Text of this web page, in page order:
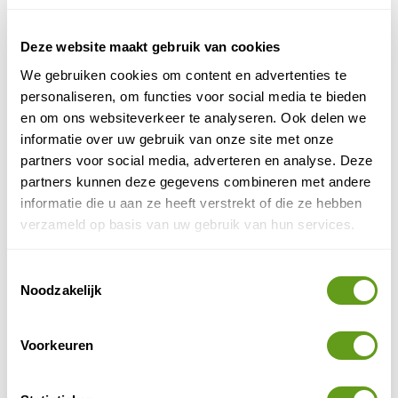
Deze website maakt gebruik van cookies
We gebruiken cookies om content en advertenties te
personaliseren, om functies voor social media te bieden
en om ons websiteverkeer te analyseren. Ook delen we
informatie over uw gebruik van onze site met onze
partners voor social media, adverteren en analyse. Deze
partners kunnen deze gegevens combineren met andere
informatie die u aan ze heeft verstrekt of die ze hebben
verzameld op basis van uw gebruik van hun services.
Noodzakelijk
Voorkeuren
4. Fietsen rondom een meer
Vanaf de ruïnes van Ujarras kun je langs Lago
Cachi fietsen richting Paraíso. Het is een heuvelachtige
route, waarbij je regelmatig wordt getrakteerd op
uitzichten op het meer. De stuwdam is ook zeker een
bezienswaardigheid.
met prachtige bloemen, planten en wildlife.